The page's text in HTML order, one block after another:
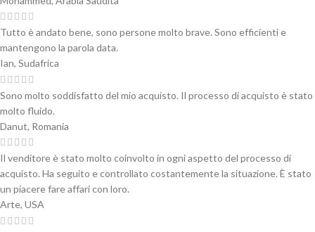
Tutto è andato bene, sono persone molto brave. Sono efficienti e
mantengono la parola data.
Ian, Sudafrica
Sono molto soddisfatto del mio acquisto. Il processo di acquisto è stato
molto fluido.
Danut, Romania
Il venditore è stato molto coinvolto in ogni aspetto del processo di
acquisto. Ha seguito e controllato costantemente la situazione. È stato
un piacere fare affari con loro.
Arte, USA